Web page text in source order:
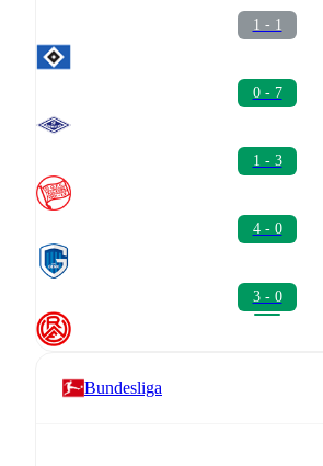
1 - 1
0 - 7
1 - 3
4 - 0
3 - 0
Bundesliga